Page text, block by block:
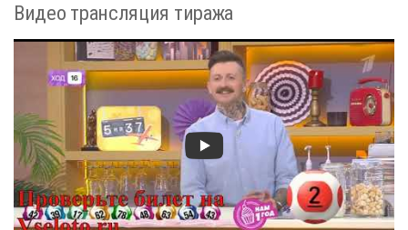
Видео трансляция тиража